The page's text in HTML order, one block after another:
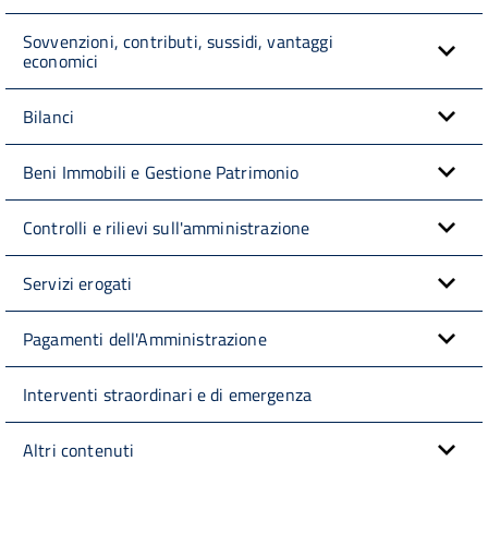
Sovvenzioni, contributi, sussidi, vantaggi
economici
Bilanci
Beni Immobili e Gestione Patrimonio
Controlli e rilievi sull'amministrazione
Servizi erogati
Pagamenti dell'Amministrazione
Interventi straordinari e di emergenza
Altri contenuti